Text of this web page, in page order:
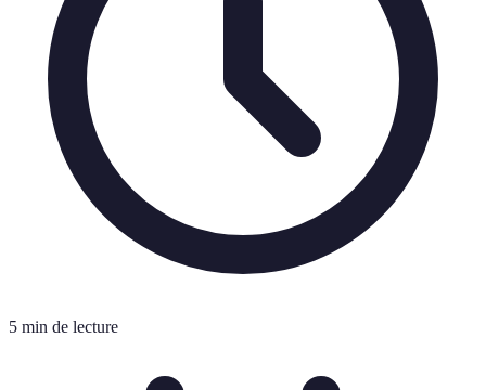
5 min de lecture